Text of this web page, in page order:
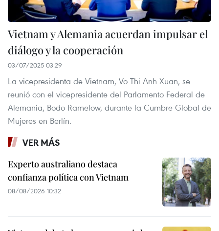
Vietnam y Alemania acuerdan impulsar el
diálogo y la cooperación
03/07/2025 03:29
La vicepresidenta de Vietnam, Vo Thi Anh Xuan, se
reunió con el vicepresidente del Parlamento Federal de
Alemania, Bodo Ramelow, durante la Cumbre Global de
Mujeres en Berlín.
VER MÁS
Experto australiano destaca
confianza política con Vietnam
08/08/2026 10:32